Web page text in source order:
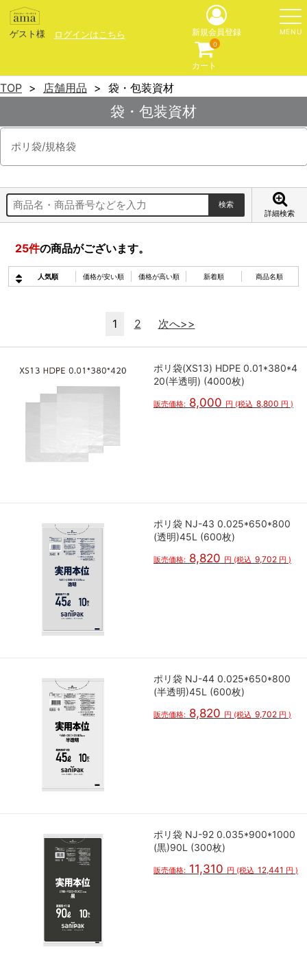
ゲスト様 ログインはこちら MENU
新規会員登録
カート
0
TOP 店舗用品 袋・包装資材
袋・包装資材
ポリ袋/規格袋
詳細検索
25件の商品がございます。
人気順 価格が安い順 価格が高い順 新着順 商品名順
1 2 次へ>>
ポリ袋(XS13) HDPE 0.01*380*4
20(半透明) (4000枚)
販売価格: 8,000 円 (税込 8,800 円 )
ポリ袋 NJ-43 0.025*650*800
(透明)45L (600枚)
販売価格: 8,820 円 (税込 9,702 円 )
ポリ袋 NJ-44 0.025*650*800
(半透明)45L (600枚)
販売価格: 8,820 円 (税込 9,702 円 )
ポリ袋 NJ-92 0.035*900*1000
(黒)90L (300枚)
販売価格: 11,310 円 (税込 12,441 円 )